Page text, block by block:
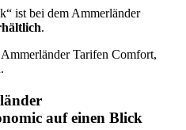
ist bei dem Ammerländer
.
Tarifen Comfort,
auf einen Blick